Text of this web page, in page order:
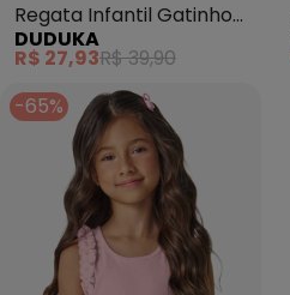
Regata Infantil Gatinho
com Etiqueta (Rosa)
DUDUKA
R$ 27,93R$ 39,90
-65%